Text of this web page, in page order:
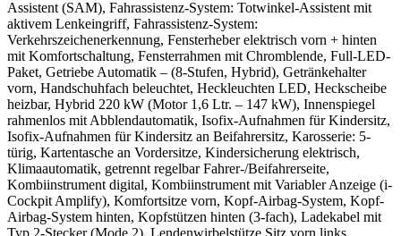
Assistent (SAM), Fahrassistenz-System: Totwinkel-Assistent mit
aktivem Lenkeingriff, Fahrassistenz-System:
Verkehrszeichenerkennung, Fensterheber elektrisch vorn + hinten
mit Komfortschaltung, Fensterrahmen mit Chromblende, Full-LED-
Paket, Getriebe Automatik – (8-Stufen, Hybrid), Getränkehalter
vorn, Handschuhfach beleuchtet, Heckleuchten LED, Heckscheibe
heizbar, Hybrid 220 kW (Motor 1,6 Ltr. – 147 kW), Innenspiegel
rahmenlos mit Abblendautomatik, Isofix-Aufnahmen für Kindersitz,
Isofix-Aufnahmen für Kindersitz an Beifahrersitz, Karosserie: 5-
türig, Kartentasche an Vordersitze, Kindersicherung elektrisch,
Klimaautomatik, getrennt regelbar Fahrer-/Beifahrerseite,
Kombiinstrument digital, Kombiinstrument mit Variabler Anzeige (i-
Cockpit Amplify), Komfortsitze vorn, Kopf-Airbag-System, Kopf-
Airbag-System hinten, Kopfstützen hinten (3-fach), Ladekabel mit
Typ 2-Stecker (Mode 2), Lendenwirbelstütze Sitz vorn links,